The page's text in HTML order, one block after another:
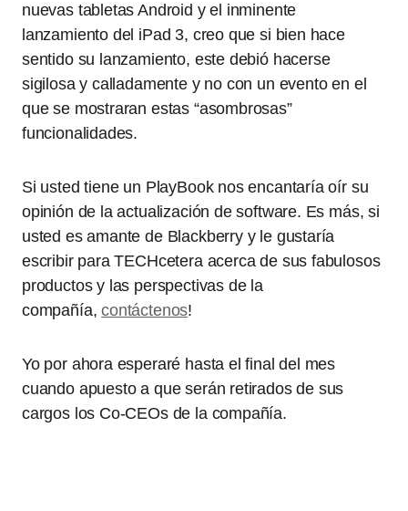
nuevas tabletas Android y el inminente
lanzamiento del iPad 3, creo que si bien hace
sentido su lanzamiento, este debió hacerse
sigilosa y calladamente y no con un evento en el
que se mostraran estas “asombrosas”
funcionalidades.
Si usted tiene un PlayBook nos encantaría oír su
opinión de la actualización de software. Es más, si
usted es amante de Blackberry y le gustaría
escribir para TECHcetera acerca de sus fabulosos
productos y las perspectivas de la
compañía,contáctenos!
Yo por ahora esperaré hasta el final del mes
cuando apuesto a que serán retirados de sus
cargos los Co-CEOs de la compañía.